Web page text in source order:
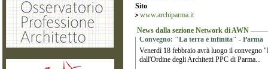
Sito
www.archiparma.it
News dalla sezione Network di AWN
Convegno: "La terra è infinita" - Parma
Venerdì 18 febbraio avrà luogo il convegno
dall'Ordine degli Architetti PPC di Parma...